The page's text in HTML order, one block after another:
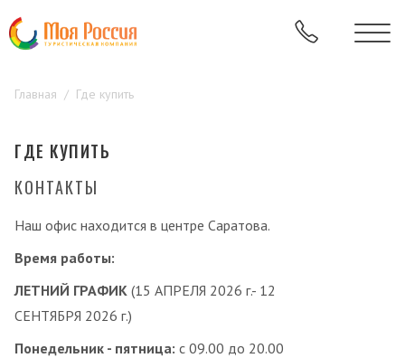
Главная Где купить
ГДЕ КУПИТЬ
КОНТАКТЫ
Наш офис находится в центре Саратова.
Время работы:
ЛЕТНИЙ ГРАФИК (15 АПРЕЛЯ 2026 г.- 12
СЕНТЯБРЯ 2026 г.)
Понедельник - пятница: с 09.00 до 20.00